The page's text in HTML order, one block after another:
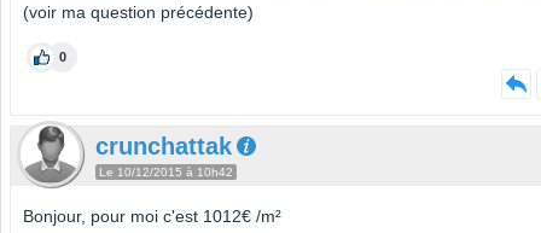
(voir ma question précédente)
0
crunchattak
Le 10/12/2015 à 10h42
Bonjour, pour moi c'est 1012€ /m²